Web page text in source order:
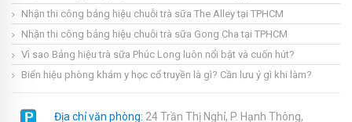
Nhận thi công bảng hiệu chuỗi trà sữa The Alley tại TPHCM
Nhận thi công bảng hiệu chuỗi trà sữa Gong Cha tại TPHCM
Vì sao Bảng hiệu trà sữa Phúc Long luôn nổi bật và cuốn hút?
Biển hiệu phòng khám y học cổ truyền là gì? Cần lưu ý gì khi làm?
Địa chỉ văn phòng: 24 Trần Thị Nghỉ, P. Hạnh Thông,